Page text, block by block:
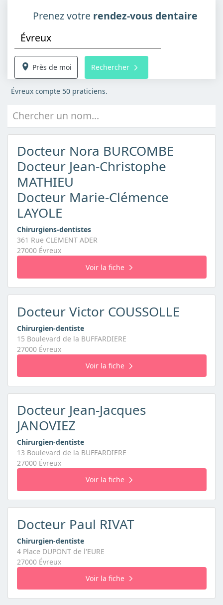
Prenez votre rendez-vous dentaire
Près de moi Rechercher
Évreux compte 50 praticiens.
Chercher un nom...
Docteur Nora BURCOMBE
Docteur Jean-Christophe
MATHIEU
Docteur Marie-Clémence
LAYOLE
Chirurgiens-dentistes
361 Rue CLEMENT ADER
27000 Évreux
Voir la fiche
Docteur Victor COUSSOLLE
Chirurgien-dentiste
15 Boulevard de la BUFFARDIERE
27000 Évreux
Voir la fiche
Docteur Jean-Jacques
JANOVIEZ
Chirurgien-dentiste
13 Boulevard de la BUFFARDIERE
27000 Évreux
Voir la fiche
Docteur Paul RIVAT
Chirurgien-dentiste
4 Place DUPONT de l'EURE
27000 Évreux
Voir la fiche